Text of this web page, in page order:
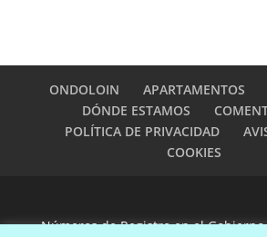
Números de Registro en el Gobierno
ONDOLOIN APARTAMENTOS
DÓNDE ESTAMOS
POLÍTICA DE PRIVACIDAD
COOKIES